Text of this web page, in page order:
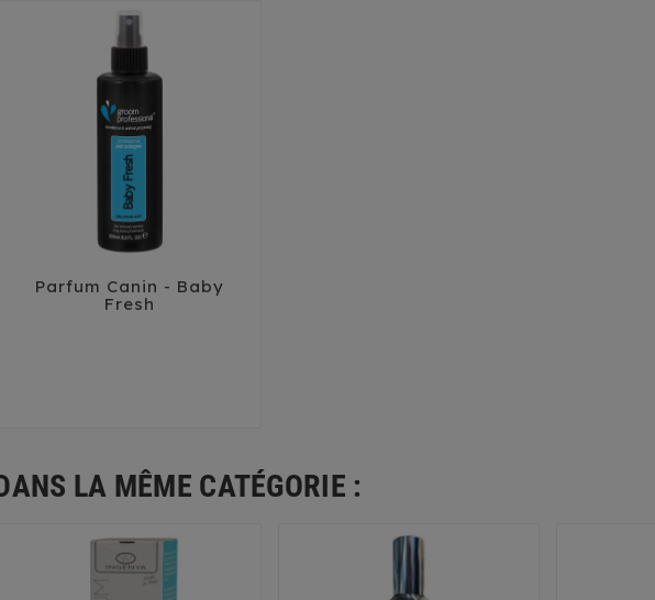

Parfum Canin - Baby
Fresh
LA MÊME CATÉGORIE :